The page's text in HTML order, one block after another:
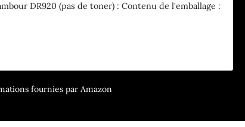
DR920 (pas de toner) : Contenu de l'emballage :
Tambour : compatible avec Brother HL Series :
HL-L5210DW/HL-L5210DWT/HL-L5215DW/HL-
DCP : DCP-L5510DN ; pour série MFC : MFC-
MFC-L6915DW/MFC-EX915DW Haut rendement :
fournies par Amazon